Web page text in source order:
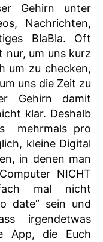
Gehirn unter
Nachrichten,
BlaBla. Oft
nur, um uns kurz
um zu checken,
uns die Zeit zu
Gehirn damit
klar. Deshalb
mehrmals pro
kleine Digital
in denen man
NICHT
mal nicht
date“ sein und
irgendetwas
App, die Euch